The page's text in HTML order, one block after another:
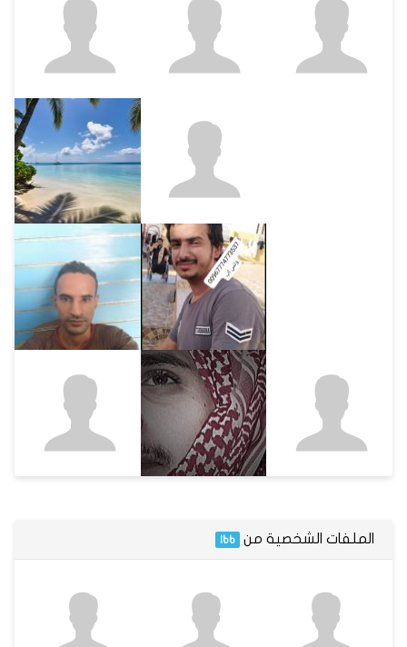
الملفات الشخصية من Ibb